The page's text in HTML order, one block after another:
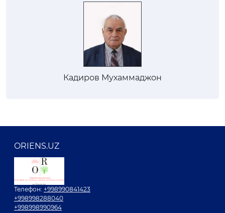
Кадиров Мухаммаджон
ORIENS.UZ
Телефон: +998990841423
+998998288040
+998998990964